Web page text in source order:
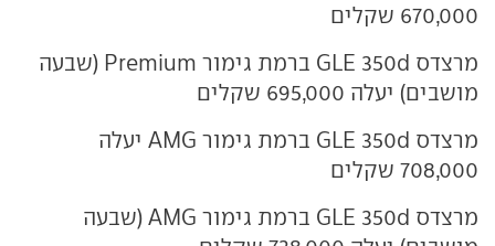
670,000 שקלים
מרצדס GLE 350d ברמת גימור Premium (שבעה
מושבים) יעלה 695,000 שקלים
מרצדס GLE 350d ברמת גימור AMG יעלה
708,000 שקלים
מרצדס GLE 350d ברמת גימור AMG (שבעה